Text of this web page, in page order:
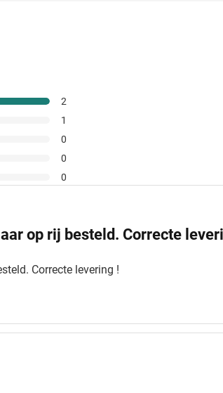
2
1
0
0
0
op rij besteld. Correcte
Correcte levering !